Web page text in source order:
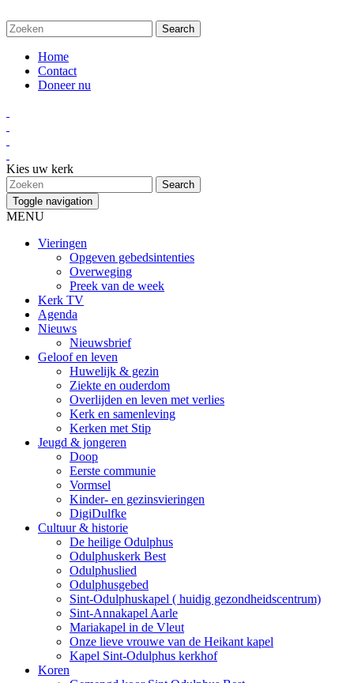
Home
Contact
Doneer nu
Kies uw kerk
Toggle navigation
MENU
Vieringen
Opgeven gebedsintenties
Overweging
Preek van de week
Kerk TV
Agenda
Nieuws
Nieuwsbrief
Geloof en leven
Huwelijk & gezin
Ziekte en ouderdom
Overlijden en leven met verlies
Kerk en samenleving
Kerken met Stip
Jeugd & jongeren
Doop
Eerste communie
Vormsel
Kinder- en gezinsvieringen
DigiDulfke
Cultuur & historie
De heilige Odulphus
Odulphuskerk Best
Odulphuslied
Odulphusgebed
Sint-Odulphuskapel ( huidig gezondheidscentrum)
Sint-Annakapel Aarle
Mariakapel in de Vleut
Onze lieve vrouwe van de Heikant kapel
Kapel Sint-Odulphus kerkhof
Koren